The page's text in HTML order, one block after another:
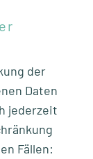
der
Daten
jederzeit
Fällen: